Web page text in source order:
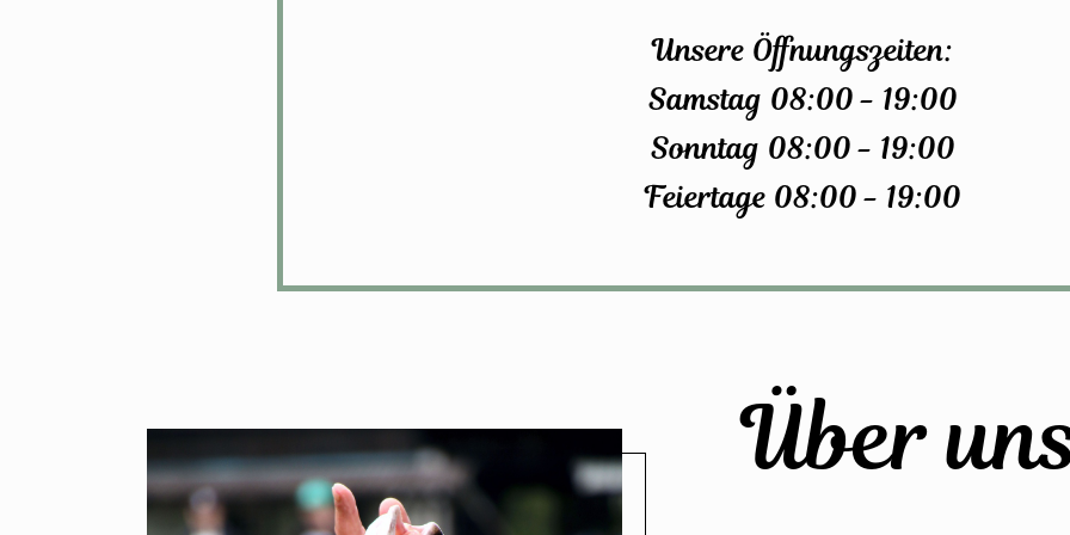
Unsere Öffnungszeiten:
Samstag 08:00 - 19:00
Sonntag 08:00 - 19:00
Feiertage 08:00 - 19:00
Über